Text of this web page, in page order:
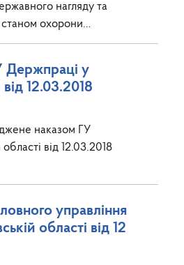
нагляду та
станом охорони…
Держпраці у
від 12.03.2018
наказом ГУ
від 12.03.2018
управління
області від 12